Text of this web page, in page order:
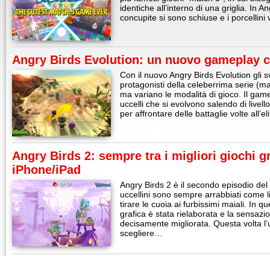
identiche all’interno di una griglia. In
concupite si sono schiuse e i
Angry Birds Evolution: un nuovo gameplay
Con il nuovo Angry Birds Evolution gli
protagonisti della celeberrima serie
ma variano le modalità di gioco. Il
uccelli che si evolvono salendo di
per affrontare delle battaglie volte
Angry Birds 2: sempre tra i migliori giochi
iPhone/iPad
Angry Birds 2 è il secondo episodio
uccellini sono sempre arrabbiati come
tirare le cuoia ai furbissimi maiali. In
grafica è stata rielaborata e la
decisamente migliorata. Questa volta
scegliere…